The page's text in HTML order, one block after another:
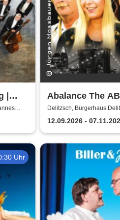
|
Abalance The
Revival Show - a
ABBA
Delitzsch, Bürgerhaus
12.09.2026 -
Uhr